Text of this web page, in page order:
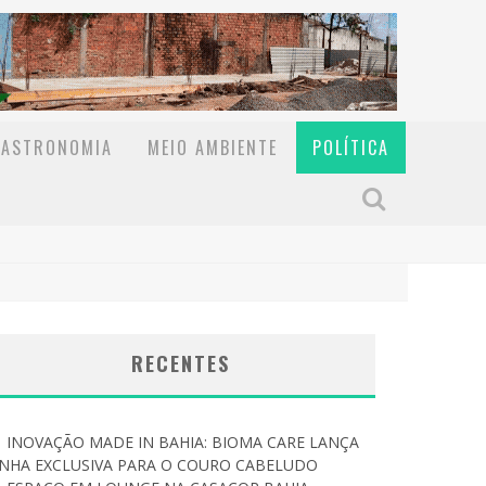
MEIO AMBIENTE
POLÍTICA
RECENTES
INOVAÇÃO MADE IN BAHIA: BIOMA CARE LANÇA
EXCLUSIVA PARA O COURO CABELUDO